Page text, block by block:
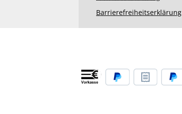
Barrierefreiheitserklärung